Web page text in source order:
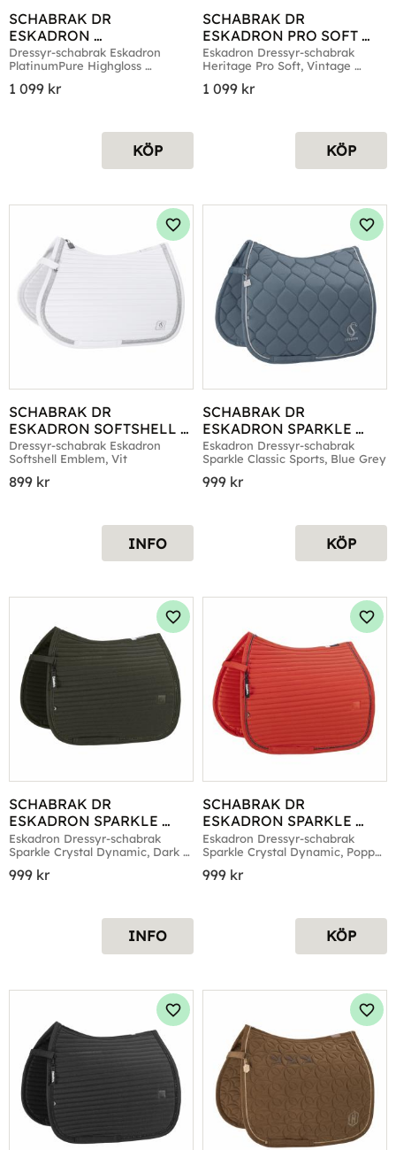
SCHABRAK DR
ESKADRON
PLATINUMPURE
HIGHGLOSSPEACOCK
SUNFLOWER
Dressyr-schabrak Eskadron
PlatinumPure Highgloss
1 099 kr
KÖP
SCHABRAK DR
ESKADRON PRO SOFT
HERITAGE VINTAGE
GREEN
Eskadron Dressyr-schabrak
Heritage Pro Soft, Vintage
1 099 kr
KÖP
SCHABRAK DR
ESKADRON SOFTSHELL
EMBLEM VIT
Dressyr-schabrak Eskadron
Softshell Emblem, Vit
899 kr
Lägg till i favoriter
INFO
SCHABRAK DR
ESKADRON SPARKLE
CLASSIC SPORTS BLUE
GREY
Eskadron Dressyr-schabrak
Sparkle Classic Sports, Blue Grey
999 kr
KÖP
SCHABRAK DR
ESKADRON SPARKLE
CRYSTAL DYNAMIC DARK
GREEN
Eskadron Dressyr-schabrak
Sparkle Crystal Dynamic, Dark
999 kr
Lägg till i favoriter
INFO
SCHABRAK DR
ESKADRON SPARKLE
CRYSTAL DYNAMIC
POPPY RED
Eskadron Dressyr-schabrak
Sparkle Crystal Dynamic, Poppy
999 kr
KÖP
Lägg till i favoriter